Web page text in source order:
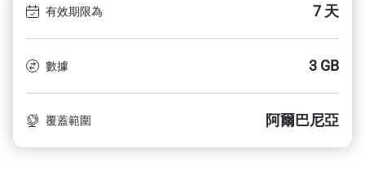
有效期限為 7 天
數據 3 GB
覆蓋範圍 阿爾巴尼亞